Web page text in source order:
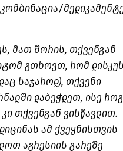
მათ შორის, თქვენგან
გთხოვთ, რომ
საჯაროდ), თქვენი
დაბეჭდეთ, ისე
თქვენგან ვისწავლით.
ამ ქვეყნისთვის
აგრესიის გარეშე